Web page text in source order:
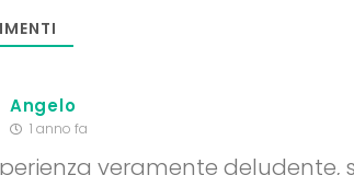
Angelo
1 anno fa
veramente